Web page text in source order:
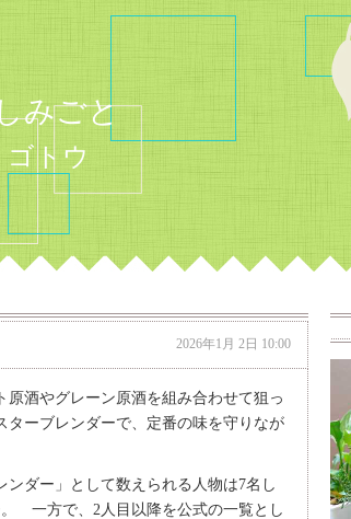
みごと
ゴトウ
2026年1月 2日 10:00
酒やグレーン原酒を組み合わせて狙っ
ーブレンダーで、定番の味を守りなが
ダー」として数えられる人物は7名し
一方で、2人目以降を公式の一覧とし